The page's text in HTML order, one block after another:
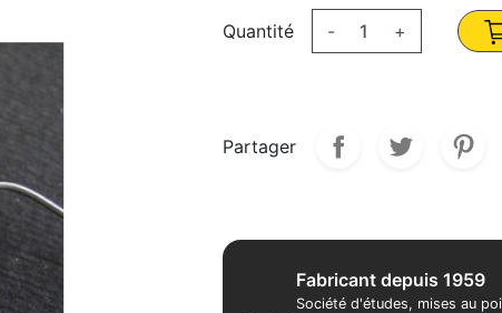
Quantité - +
Partager
Fabricant depuis 1959
Société d'études, mises au